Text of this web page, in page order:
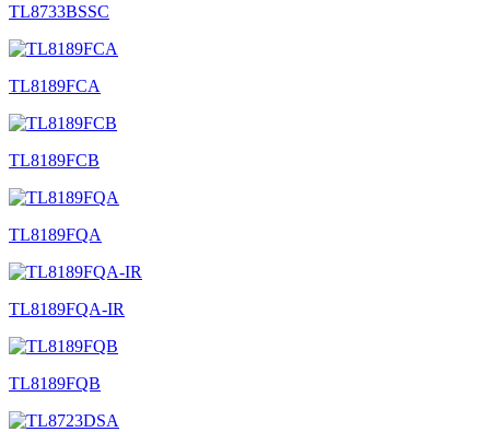
TL8733BSSC
TL8189FCA
TL8189FCB
TL8189FQA
TL8189FQA-IR
TL8189FQB